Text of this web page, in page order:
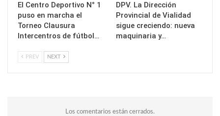
El Centro Deportivo N° 1
puso en marcha el
Torneo Clausura
Intercentros de fútbol…
DPV. La Dirección
Provincial de Vialidad
sigue creciendo: nueva
maquinaria y…
PREV NEXT
Los comentarios están cerrados.